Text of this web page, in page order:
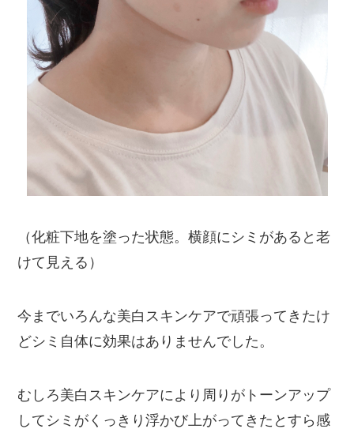
（化粧下地を塗った状態。横顔にシミがあると老
けて見える）
今までいろんな美白スキンケアで頑張ってきたけ
どシミ自体に効果はありませんでした。
むしろ美白スキンケアにより周りがトーンアップ
してシミがくっきり浮かび上がってきたとすら感